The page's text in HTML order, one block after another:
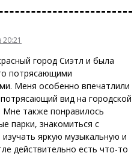
20:21
город Сиэтл и была
потрясающими
Меня особенно впечатлили
вид на городской
Мне также понравилось
парки, знакомиться с
яркую музыкальную и
действительно есть что-то